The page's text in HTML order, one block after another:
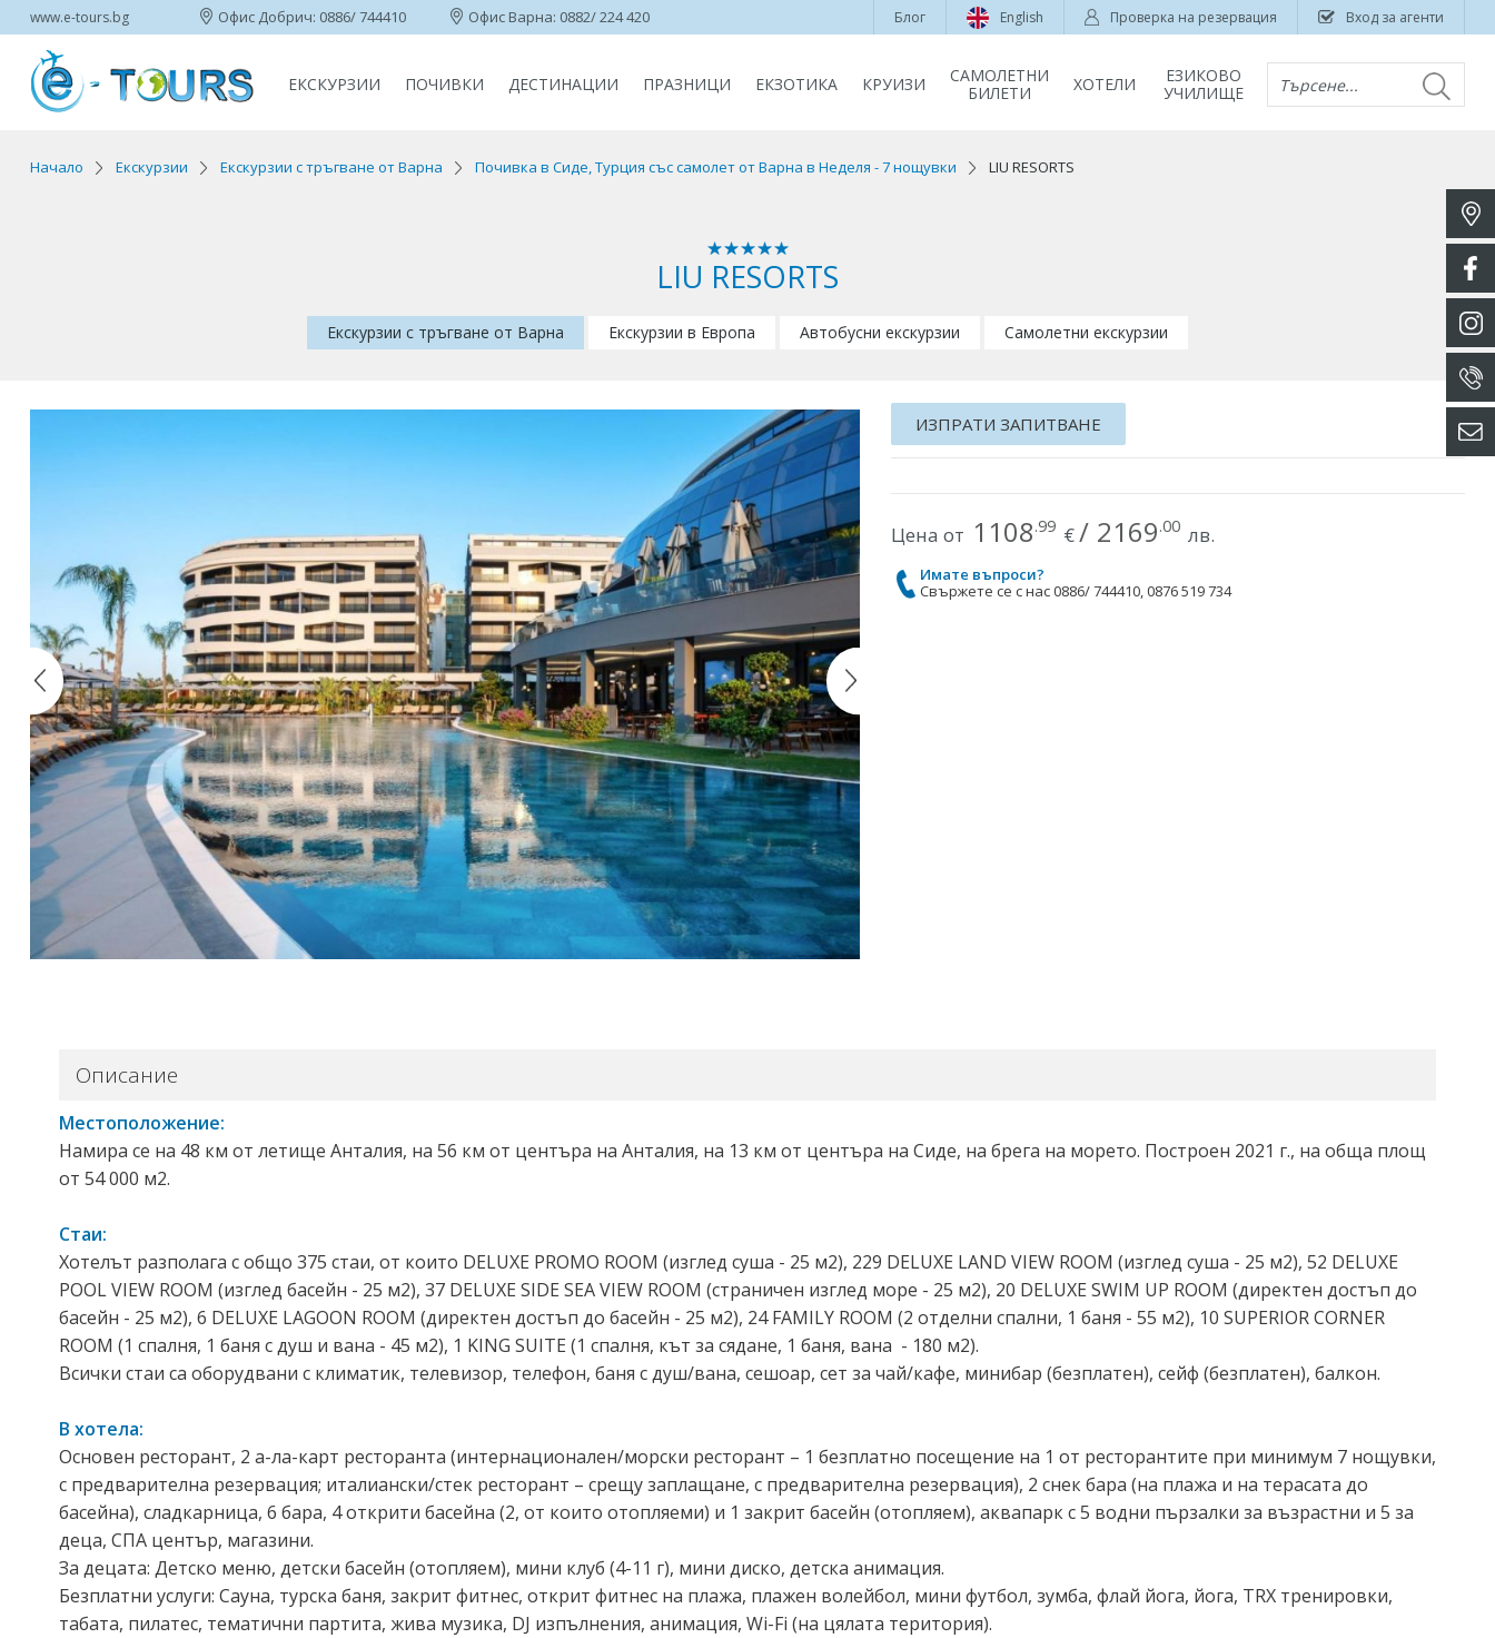
www.e-tours.bg Офис Добрич: 0886/ 744410 Офис Варна: 0882/ 224 420 Блог English Проверка на резервация Вход за агенти
ЕКСКУРЗИИ ПОЧИВКИ ДЕСТИНАЦИИ ПРАЗНИЦИ ЕКЗОТИКА КРУИЗИ
САМОЛЕТНИ
БИЛЕТИ
ХОТЕЛИ
ЕЗИКОВО
УЧИЛИЩЕ
Търсене...
Начало Екскурзии Екскурзии с тръгване от Варна Почивка в Сиде, Турция със самолет от Варна в Неделя - 7 нощувки LIU RESORTS
LIU RESORTS
Екскурзии с тръгване от Варна Екскурзии в Европа Автобусни екскурзии Самолетни екскурзии
ИЗПРАТИ ЗАПИТВАНЕ
Цена от 1108.99 €/ 2169.00 лв.
Имате въпроси?
Свържете се с нас 0886/ 744410, 0876 519 734
Описание
Местоположение:
Намира се на 48 км от летище Анталия, на 56 км от центъра на Анталия, на 13 км от центъра на Сиде, на брега на морето. Построен 2021 г., на обща площ
от 54 000 м2.
Стаи:
Хотелът разполага с общо 375 стаи, от които DELUXE PROMO ROOM (изглед суша - 25 м2), 229 DELUXE LAND VIEW ROOM (изглед суша - 25 м2), 52 DELUXE
POOL VIEW ROOM (изглед басейн - 25 м2), 37 DELUXE SIDE SEA VIEW ROOM (страничен изглед море - 25 м2), 20 DELUXE SWIM UP ROOM (директен достъп до
басейн - 25 м2), 6 DELUXE LAGOON ROOM (директен достъп до басейн - 25 м2), 24 FAMILY ROOM (2 отделни спални, 1 баня - 55 м2), 10 SUPERIOR CORNER
ROOM (1 спалня, 1 баня с душ и вана - 45 м2), 1 KING SUITE (1 спалня, кът за сядане, 1 баня, вана - 180 м2).
Всички стаи са оборудвани с климатик, телевизор, телефон, баня с душ/вана, сешоар, сет за чай/кафе, минибар (безплатен), сейф (безплатен), балкон.
В хотела:
Основен ресторант, 2 а-ла-карт ресторанта (интернационален/морски ресторант – 1 безплатно посещение на 1 от ресторантите при минимум 7 нощувки,
с предварителна резервация; италиански/стек ресторант – срещу заплащане, с предварителна резервация), 2 снек бара (на плажа и на терасата до
басейна), сладкарница, 6 бара, 4 открити басейна (2, от които отопляеми) и 1 закрит басейн (отопляем), аквапарк с 5 водни пързалки за възрастни и 5 за
деца, СПА център, магазини.
За децата: Детско меню, детски басейн (отопляем), мини клуб (4-11 г), мини диско, детска анимация.
Безплатни услуги: Сауна, турска баня, закрит фитнес, открит фитнес на плажа, плажен волейбол, мини футбол, зумба, флай йога, йога, TRX тренировки,
табата, пилатес, тематични партита, жива музика, DJ изпълнения, анимация, Wi-Fi (на цялата територия).